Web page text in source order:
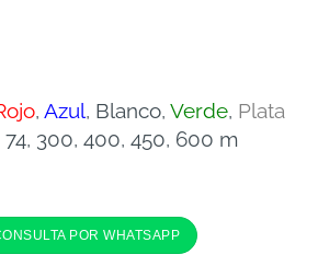
, Azul, Blanco, Verde, Plata
300, 400, 450, 600 m